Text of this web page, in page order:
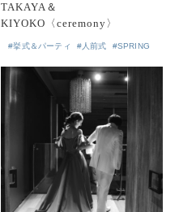
TAKAYA＆
KIYOKO〈ceremony〉
#挙式＆パーティ #人前式 #SPRING